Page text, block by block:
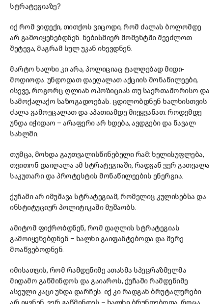
სტრატეგიაზე?
იქ რომ ვიდექი, თითქოს ვიცოდი, რომ ძალას ბოლომდე
არ გამოიყენებდნენ. ნებისმიერ მომენტში შეეძლოთ
შეტევა, მაგრამ სულ უკან იხევდნენ.
მარტო ხალხი კი არა, პოლიციაც ტალღებად მიდი-
მოდიოდა. უნდოდათ დაეღალათ აქციის მონაწილეები,
ისევე, როგორც ღლიან ოპოზიციას თუ საერთაშორისო და
სამოქალაქო საზოგადოებას. ცდილობდნენ ხალხისთვის
ძალა გამოეცალათ და აპათიამდე მიეყვანათ. როდემდე
უნდა იჭიდაო – არაფერი არ ხდება, ავდგები და წავალ
სახლში.
თუმცა, მოხდა გაუთვალისწინებელი რამ: ხელისუფლება,
თვითონ დაიღალა ამ სტრატეგიაში, რადგან ვერ გათვალა
საკუთარი და პროტესტის მონაწილეების ენერგია.
ქუჩაში არ იმუშავა სტრატეგიამ, რომელიც კულისებსა და
ინსტიტუციურ პოლიტიკაში მუშაობს.
ამიტომ ფიქრობდნენ, რომ დაღლის სტრატეგიას
გამოიყენებდნენ – ხალხი გაიფანტებოდა და მერე
მოაწვებოდნენ.
იმისათვის, რომ რამდენიმე ათასმა სპეცრაზმელმა
მიდამო გაწმინდოს და გაიაროს, ქუჩაში რამდენიმე
ასეული კაცი უნდა დარჩეს. იქ კი რადგან ბრუტალურები